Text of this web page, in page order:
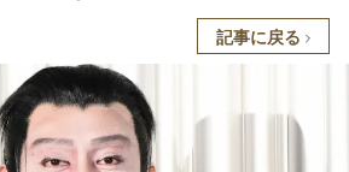
記事に戻る